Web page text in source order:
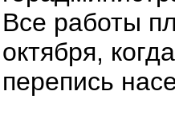
Все работы
октября,
перепись